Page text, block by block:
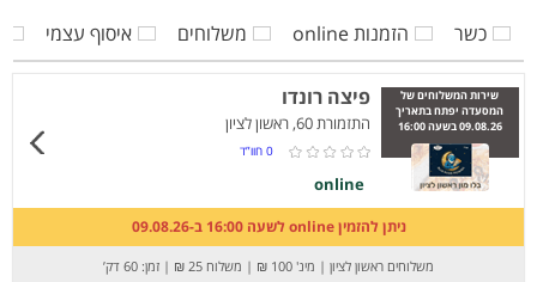
כשר
הזמנות online משלוחים איסוף עצמי
שירות המשלוחים של
המסעדה יפתח בתאריך
09.08.26 בשעה 16:00
פיצה רונדו
התזמורת 60, ראשון לציון
0 חוו”ד
online
ניתן להזמין online לשעה 16:00 ב-09.08.26
משלוחים ראשון לציון | מינ' 100 ₪ | משלוח 25 ₪ | זמן: 60 דק’